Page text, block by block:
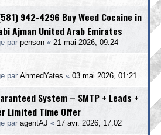
942-4296 Buy Weed Cocaine in
Ajman United Arab Emirates
par penson « 21 mai 2026, 09:24
par AhmedYates « 03 mai 2026, 01:21
System – SMTP + Leads +
Limited Time Offer
par agentAJ « 17 avr. 2026, 17:02